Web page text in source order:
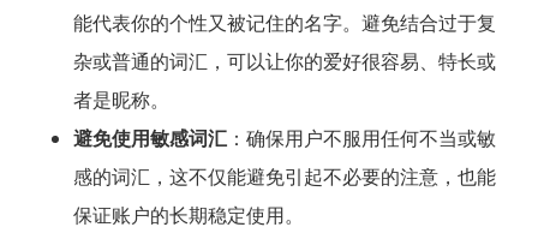
能代表你的个性又被记住的名字。避免结合过于复
杂或普通的词汇，可以让你的爱好很容易、特长或
者是昵称。
避免使用敏感词汇：确保用户不服用任何不当或敏
感的词汇，这不仅能避免引起不必要的注意，也能
保证账户的长期稳定使用。